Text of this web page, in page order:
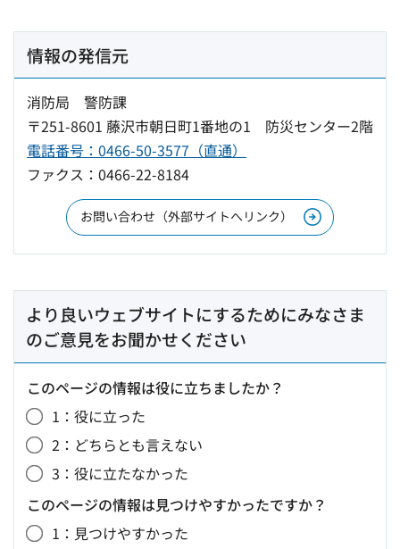
情報の発信元
消防局 警防課
〒251-8601 藤沢市朝日町1番地の1 防災センター2階
電話番号：0466-50-3577（直通）
ファクス：0466-22-8184
お問い合わせ（外部サイトへリンク）
より良いウェブサイトにするためにみなさま
のご意見をお聞かせください
このページの情報は役に立ちましたか？
1：役に立った
2：どちらとも言えない
3：役に立たなかった
このページの情報は見つけやすかったですか？
1：見つけやすかった